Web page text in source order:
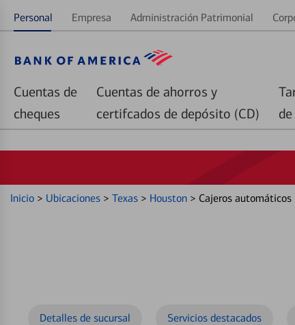
Personal Empresa Administración Patrimonial
Cuentas de
cheques
Cuentas de ahorros y
certifcados de depósito (CD)
Inicio > Ubicaciones > Texas > Houston > Cajeros
Detalles de sucursal Servicios destacados